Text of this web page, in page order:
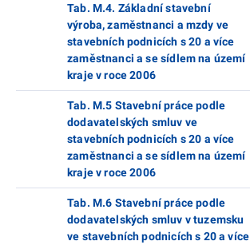
Tab. M.4. Základní stavební
výroba, zaměstnanci a mzdy ve
stavebních podnicích s 20 a více
zaměstnanci a se sídlem na území
kraje v roce 2006
Tab. M.5 Stavební práce podle
dodavatelských smluv ve
stavebních podnicích s 20 a více
zaměstnanci a se sídlem na území
kraje v roce 2006
Tab. M.6 Stavební práce podle
dodavatelských smluv v tuzemsku
ve stavebních podnicích s 20 a více